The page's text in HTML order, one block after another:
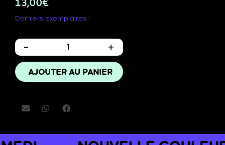
Derniers exemplaires !
- +
AJOUTER AU PANIER